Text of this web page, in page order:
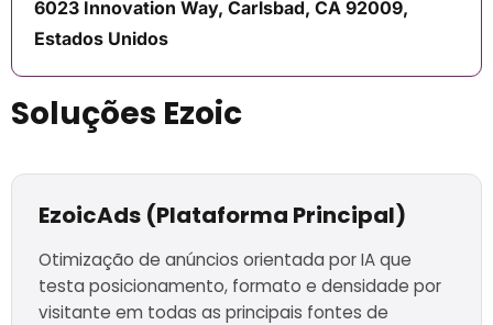
6023 Innovation Way, Carlsbad, CA 92009,
Estados Unidos
Soluções Ezoic
EzoicAds (Plataforma Principal)
Otimização de anúncios orientada por IA que
testa posicionamento, formato e densidade por
visitante em todas as principais fontes de